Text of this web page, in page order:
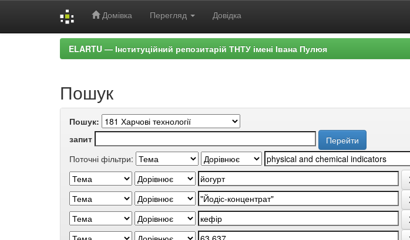
Домівка Перегляд Довідка
ELARTU — Інституційний репозитарій ТНТУ імені Івана Пулюя
Пошук
Пошук:
запит
Поточні фільтри: